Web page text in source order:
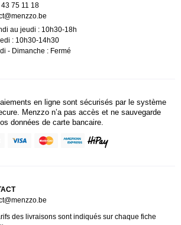
75 11 18
au jeudi : 10h30-18h
: 10h30-14h30
- Dimanche : Fermé
en ligne sont sécurisés par le système
Menzzo n’a pas accès et ne sauvegarde
données de carte bancaire.
des livraisons sont indiqués sur chaque fiche